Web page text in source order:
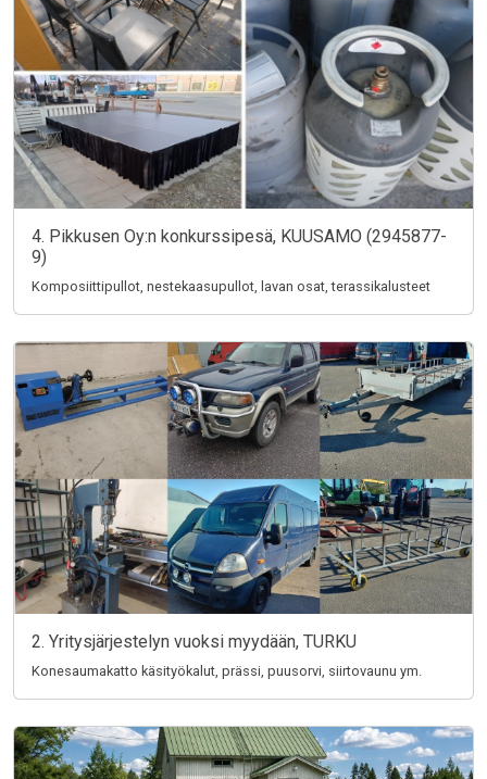
4. Pikkusen Oy:n konkurssipesä, KUUSAMO (2945877-
9)
Komposiittipullot, nestekaasupullot, lavan osat, terassikalusteet
2. Yritysjärjestelyn vuoksi myydään, TURKU
Konesaumakatto käsityökalut, prässi, puusorvi, siirtovaunu ym.